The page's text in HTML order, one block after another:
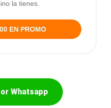
la tienes.
EN PROMO
Whatsapp